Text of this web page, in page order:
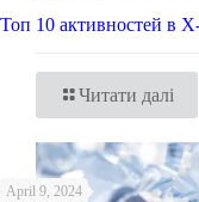
Топ 10 активностей в
Читати далі
April 9, 2024